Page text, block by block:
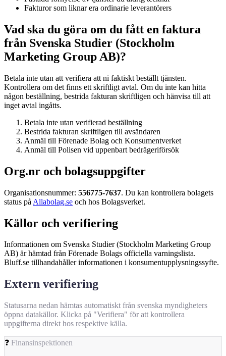
Fakturor som liknar era ordinarie leverantörers
Vad ska du göra om du fått en faktura
från Svenska Studier (Stockholm
Marketing Group AB)?
Betala inte utan att verifiera att ni faktiskt beställt tjänsten.
Kontrollera om det finns ett skriftligt avtal. Om du inte kan hitta
någon beställning, bestrida fakturan skriftligen och hänvisa till att
inget avtal ingåtts.
Betala inte utan verifierad beställning
Bestrida fakturan skriftligen till avsändaren
Anmäl till Förenade Bolag och Konsumentverket
Anmäl till Polisen vid uppenbart bedrägeriförsök
Org.nr och bolagsuppgifter
Organisationsnummer: 556775-7637. Du kan kontrollera bolagets
status på Allabolag.se och hos Bolagsverket.
Källor och verifiering
Informationen om Svenska Studier (Stockholm Marketing Group
AB) är hämtad från Förenade Bolags officiella varningslista.
Bluff.se tillhandahåller informationen i konsumentupplysningssyfte.
Extern verifiering
Statusarna nedan hämtas automatiskt från svenska myndigheters
öppna datakällor. Klicka på "Verifiera" för att kontrollera
uppgifterna direkt hos respektive källa.
❓ Finansinspektionen